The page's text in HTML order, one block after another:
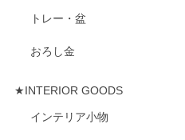
トレー・盆
おろし金
★INTERIOR GOODS
インテリア小物